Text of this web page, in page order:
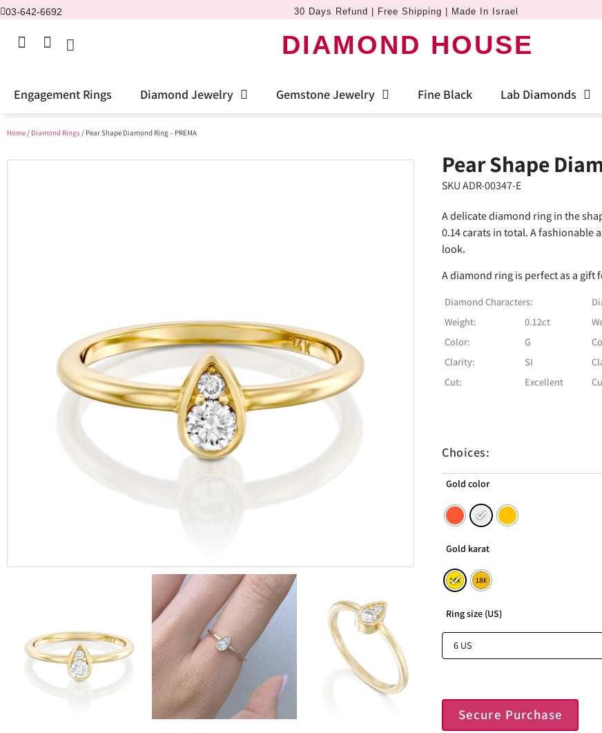
03-642-6692 30 Days Refund | Free Shipping | Made In Israel
DIAMOND HOUSE
Engagement Rings Diamond Jewelry Gemstone Jewelry Fine Black Lab Diamonds
Home/ Diamond Rings/ Pear Shape Diamond Ring – PREMA
Pear Shape
SKU ADR-00347-E
A delicate diamond ring in the
0.14 carats in total. A fashionable
look.
A diamond ring is perfect as a
Diamond Characters:
Weight:
0.12ct
Color:
G
Clarity:
SI
Cut:
Excellent
Choices:
Gold color
Gold karat
Ring size (US)
Secure Purchase